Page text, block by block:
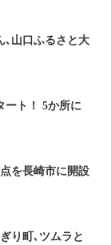
､山口ふるさと大
ート！ 5か所に
を長崎市に開設
り町､ツムラと